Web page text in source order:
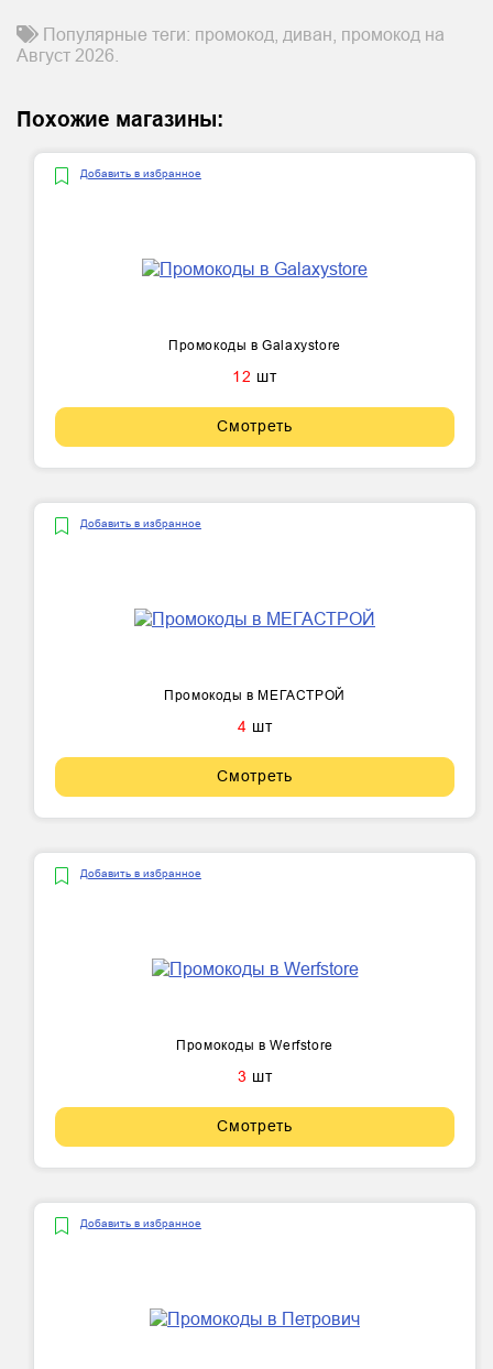
Популярные теги: промокод, диван, промокод на
Август 2026.
Похожие магазины:
Добавить в избранное
Промокоды в Galaxystore
12 шт
Смотреть
Добавить в избранное
Промокоды в МЕГАСТРОЙ
4 шт
Смотреть
Добавить в избранное
Промокоды в Werfstore
3 шт
Смотреть
Добавить в избранное